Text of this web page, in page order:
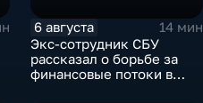
6 августа
14 мин
Экс-сотрудник СБУ
рассказал о борьбе за
финансовые потоки в